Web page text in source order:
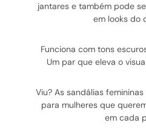
jantares e também pode
em looks do
Funciona com tons
Um par que eleva o
Viu? As sandálias
para mulheres que
em cada